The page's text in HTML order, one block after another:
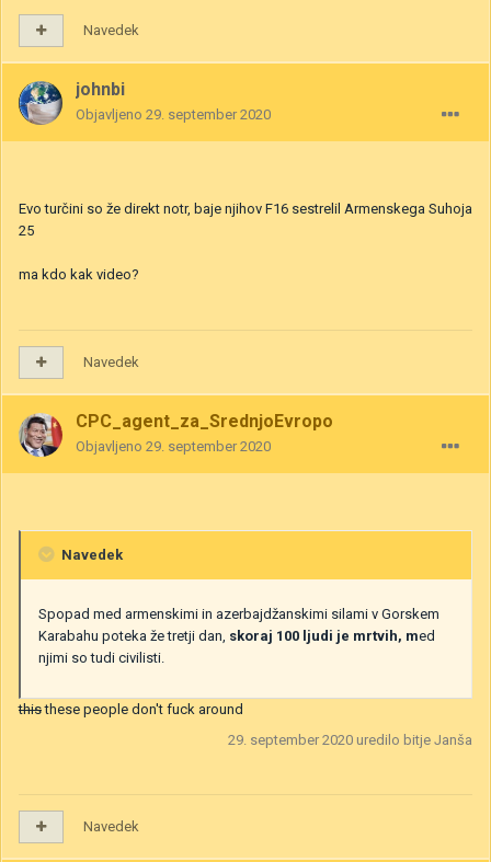
Navedek
johnbi
Objavljeno 29. september 2020
Evo turčini so že direkt notr, baje njihov F16 sestrelil Armenskega Suhoja
25
ma kdo kak video?
Navedek
CPC_agent_za_SrednjoEvropo
Objavljeno 29. september 2020
Navedek
Spopad med armenskimi in azerbajdžanskimi silami v Gorskem
Karabahu poteka že tretji dan, skoraj 100 ljudi je mrtvih, med
njimi so tudi civilisti.
thisthese people don't fuck around
29. september 2020 uredilo bitje Janša
Navedek